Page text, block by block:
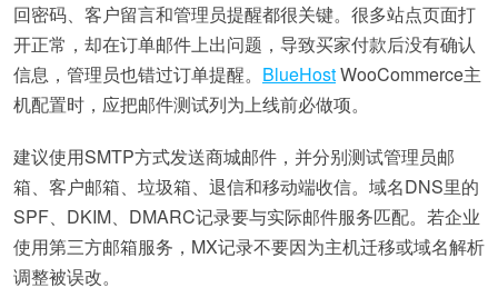
回密码、客户留言和管理员提醒都很关键。很多站点页面打
开正常，却在订单邮件上出问题，导致买家付款后没有确认
信息，管理员也错过订单提醒。 BlueHostWooCommerce主
机配置时，应把邮件测试列为上线前必做项。
建议使用SMTP方式发送商城邮件，并分别测试管理员邮
箱、客户邮箱、垃圾箱、退信和移动端收信。域名DNS里的
SPF、DKIM、DMARC记录要与实际邮件服务匹配。若企业
使用第三方邮箱服务，MX记录不要因为主机迁移或域名解析
调整被误改。